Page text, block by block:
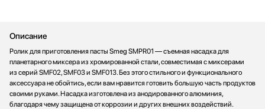
Сушильные машины
Телевизоры
Тостеры
Увлажнители воздуха
Утюги
Описание
Ролик для приготовления пасты Smeg SMPR01 — съемная насадка для
планетарного миксера из хромированной стали, совместимая с миксерами
из серий SMF02, SMF03 и SMF013. Без этого стильного и функционального
аксессуара не обойтись, если вам нравится готовить большую часть продуктов
своими руками. Насадка изготовлена из анодированного алюминия,
благодаря чему защищена от коррозии и других внешних воздействий.